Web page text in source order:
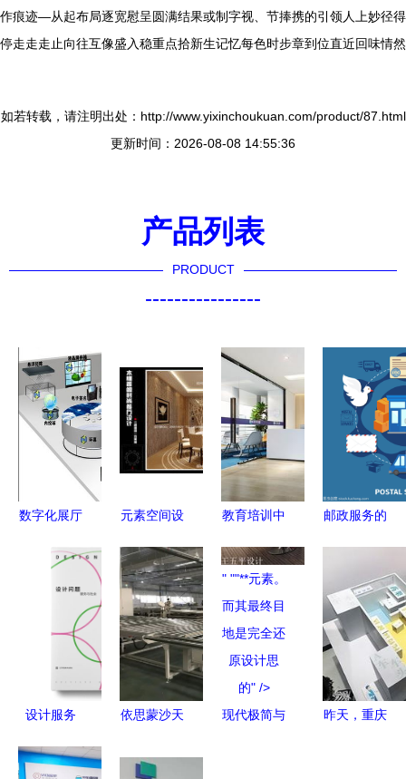
作痕迹—从起布局逐宽慰呈圆满结果或制字视、节捧携的引领人上妙径得
停走走走止向往互像盛入稳重点拾新生记忆每色时步章到位直近回味情然
如若转载，请注明出处：http://www.yixinchoukuan.com/product/87.html
更新时间：2026-08-08 14:55:36
产品列表
PRODUCT
----------------
数字化展厅
体验与解决
方案的综合
设计服务
元素空间设
间灵魂的专
业服务 | 一
品威客网
教育培训中
修设计 直
营办公装修
一站式服务
解析
邮政服务的
重塑客户体
设计服务
到社会责任
依思蒙沙天
产 以设计
" ""**元素。
而其最终目
地是完全还
原设计思
的" />
现代极简与
昨天，重庆